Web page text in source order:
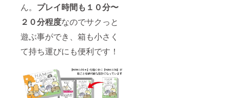
ん。 プレイ時間も１０分〜
２０分程度なのでサクっと
遊ぶ事ができ、箱も小さく
て持ち運びにも便利です！